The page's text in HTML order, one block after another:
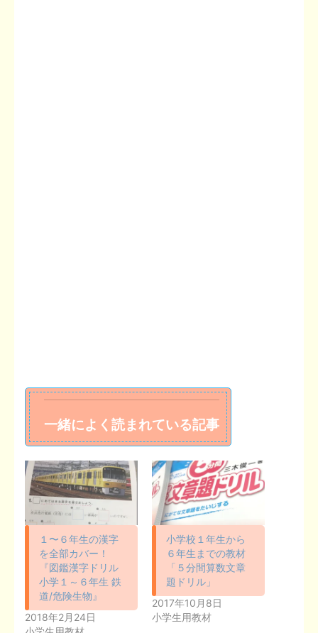
一緒によく読まれている記事
１〜６年生の漢字
を全部カバー！
『図鑑漢字ドリル
小学１～６年生 鉄
道/危険生物』
2018年2月24日
小学校１年生から
６年生までの教材
「５分間算数文章
題ドリル」
2017年10月8日
小学生用教材